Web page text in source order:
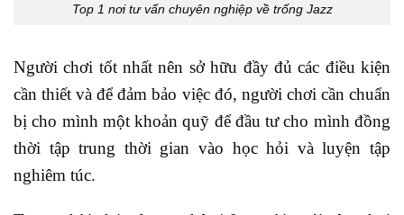
Top 1 nơi tư vấn chuyên nghiệp về trống Jazz
Người chơi tốt nhất nên sở hữu đầy đủ các điều kiện
cần thiết và để đảm bảo việc đó, người chơi cần chuẩn
bị cho mình một khoản quỹ để đầu tư cho mình đồng
thời tập trung thời gian vào học hỏi và luyện tập
nghiêm túc.